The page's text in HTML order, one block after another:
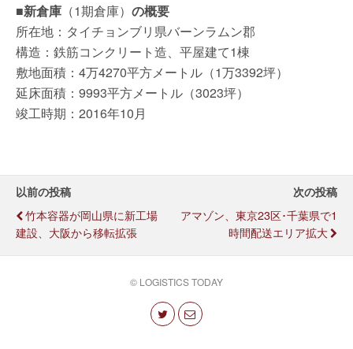
■新倉庫 （1期倉庫） の概要
所在地：タイチョンブリ県バーンラムン郡
構造：鉄筋コンクリート造、平屋建て1棟
敷地面積：4万4270平方メートル（1万3392坪）
延床面積：9993平方メートル（3023坪）
竣工時期：2016年10月
以前の投稿
竹本容器が岡山県に新工場
建設、大阪から移転拡張
次の投稿
アマゾン、東京23区･千葉県で1
時間配送エリア拡大
© LOGISTICS TODAY